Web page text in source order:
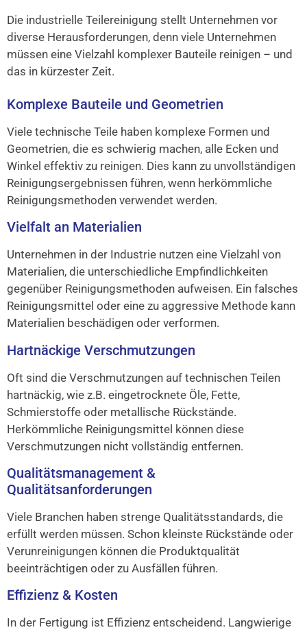
Die industrielle Teilereinigung stellt Unternehmen vor
diverse Herausforderungen, denn viele Unternehmen
müssen eine Vielzahl komplexer Bauteile reinigen – und
das in kürzester Zeit.
Komplexe Bauteile und Geometrien
Viele technische Teile haben komplexe Formen und
Geometrien, die es schwierig machen, alle Ecken und
Winkel effektiv zu reinigen. Dies kann zu unvollständigen
Reinigungsergebnissen führen, wenn herkömmliche
Reinigungsmethoden verwendet werden.
Vielfalt an Materialien
Unternehmen in der Industrie nutzen eine Vielzahl von
Materialien, die unterschiedliche Empfindlichkeiten
gegenüber Reinigungsmethoden aufweisen. Ein falsches
Reinigungsmittel oder eine zu aggressive Methode kann
Materialien beschädigen oder verformen.
Hartnäckige Verschmutzungen
Oft sind die Verschmutzungen auf technischen Teilen
hartnäckig, wie z.B. eingetrocknete Öle, Fette,
Schmierstoffe oder metallische Rückstände.
Herkömmliche Reinigungsmittel können diese
Verschmutzungen nicht vollständig entfernen.
Qualitätsmanagement &
Qualitätsanforderungen
Viele Branchen haben strenge Qualitätsstandards, die
erfüllt werden müssen. Schon kleinste Rückstände oder
Verunreinigungen können die Produktqualität
beeinträchtigen oder zu Ausfällen führen.
Effizienz & Kosten
In der Fertigung ist Effizienz entscheidend. Langwierige